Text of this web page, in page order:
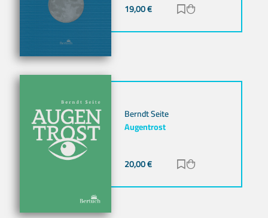
19,00€ Zur Merkliste
Berndt Seite
Augentrost
20,00€ Zur Merkliste